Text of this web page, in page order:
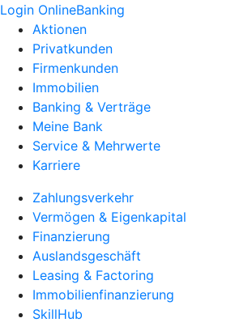
Login OnlineBanking
Aktionen
Privatkunden
Firmenkunden
Immobilien
Banking & Verträge
Meine Bank
Service & Mehrwerte
Karriere
Zahlungsverkehr
Vermögen & Eigenkapital
Finanzierung
Auslandsgeschäft
Leasing & Factoring
Immobilienfinanzierung
SkillHub